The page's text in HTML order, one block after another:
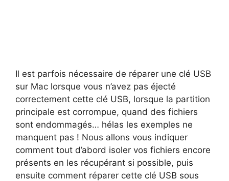
Il est parfois nécessaire de réparer une clé USB
sur Mac lorsque vous n’avez pas éjecté
correctement cette clé USB, lorsque la partition
principale est corrompue, quand des fichiers
sont endommagés… hélas les exemples ne
manquent pas ! Nous allons vous indiquer
comment tout d’abord isoler vos fichiers encore
présents en les récupérant si possible, puis
ensuite comment réparer cette clé USB sous